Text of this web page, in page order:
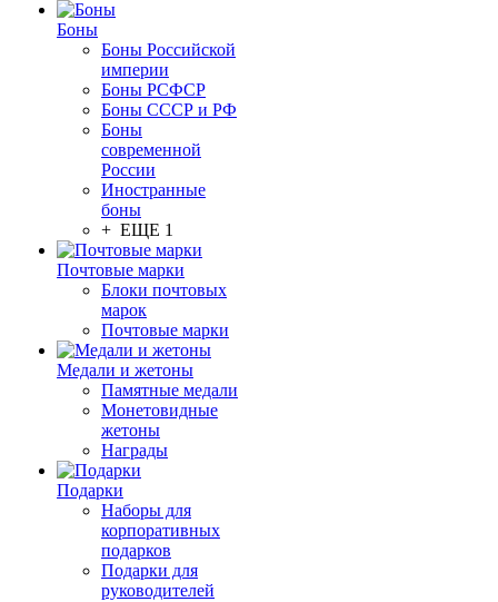
Боны
Боны Российской
империи
Боны РСФСР
Боны СССР и РФ
Боны
современной
России
Иностранные
боны
+ ЕЩЕ 1
Почтовые марки
Блоки почтовых
марок
Почтовые марки
Медали и жетоны
Памятные медали
Монетовидные
жетоны
Награды
Подарки
Наборы для
корпоративных
подарков
Подарки для
руководителей